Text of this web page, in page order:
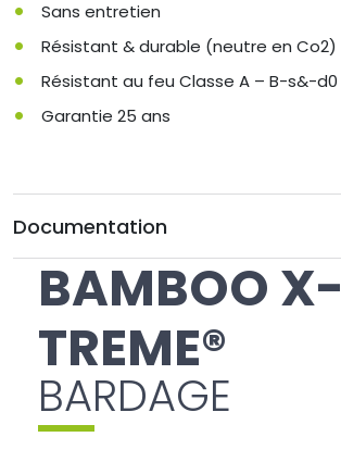
BAMBOO X-
TREME®
BARDAGE
Sans entretien
Résistant & durable (neutre en Co2)
Résistant au feu Classe A – B-s&-d0
Garantie 25 ans
Documentation